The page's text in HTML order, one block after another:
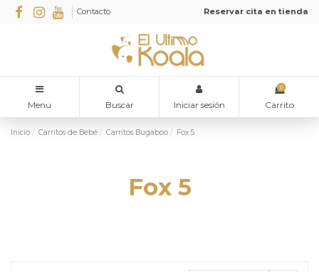
Contacto Reservar cita en tienda
Menu Buscar Iniciar sesión
0
Carrito
Inicio Carritos de Bebé Carritos Bugaboo Fox 5
Fox 5